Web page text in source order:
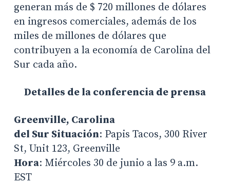
generan más de $ 720 millones de dólares
en ingresos comerciales, además de los
miles de millones de dólares que
contribuyen a la economía de Carolina del
Sur cada año.
Detalles de la conferencia de prensa
Greenville, Carolina
del Sur Situación: Papis Tacos, 300 River
St, Unit 123, Greenville
Hora: Miércoles 30 de junio a las 9 a.m.
EST